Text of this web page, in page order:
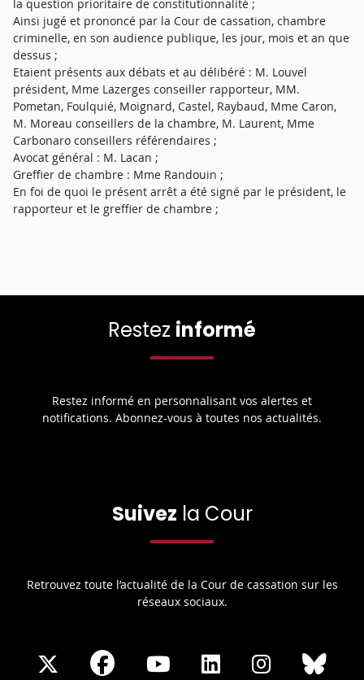
la question prioritaire de constitutionnalité ;
Ainsi jugé et prononcé par la Cour de cassation, chambre
criminelle, en son audience publique, les jour, mois et an que
dessus ;
Etaient présents aux débats et au délibéré : M. Louvel
président, Mme Lazerges conseiller rapporteur, MM.
Pometan, Foulquié, Moignard, Castel, Raybaud, Mme Caron,
M. Moreau conseillers de la chambre, M. Laurent, Mme
Carbonaro conseillers référendaires ;
Avocat général : M. Lacan ;
Greffier de chambre : Mme Randouin ;
En foi de quoi le présent arrêt a été signé par le président, le
rapporteur et le greffier de chambre ;
Restez informé
Restez informé en personnalisant vos alertes et
notifications. Abonnez-vous à toutes nos actualités.
Suivez la Cour
Retrouvez toute l’actualité de la Cour de cassation sur les
réseaux sociaux.
ShareShare
Share
Share
Share